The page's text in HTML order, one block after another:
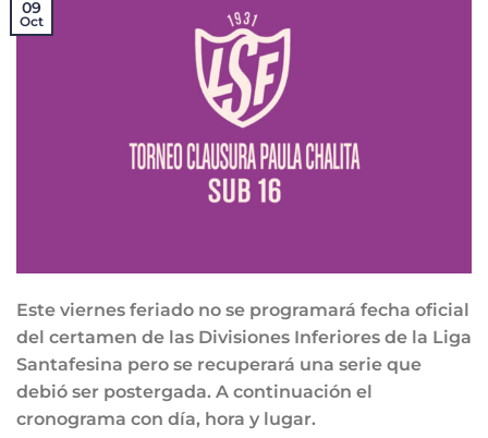
09
Oct
Este viernes feriado no se programará fecha oficial
del certamen de las Divisiones Inferiores de la Liga
Santafesina pero se recuperará una serie que
debió ser postergada. A continuación el
cronograma con día, hora y lugar.